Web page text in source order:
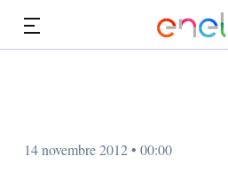
14 novembre 2012 • 00:00